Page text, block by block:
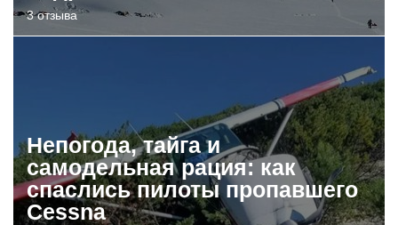
3 отзыва
Непогода, тайга и
самодельная рация: как
спаслись пилоты пропавшего
Cessna